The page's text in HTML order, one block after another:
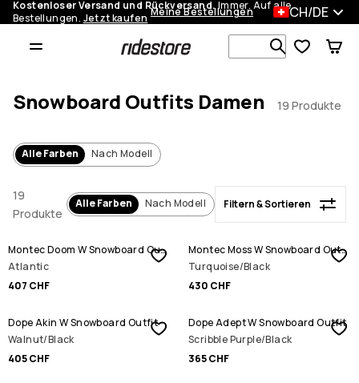
Kostenloser Versand und Rückversand.Immer. Auf alle
Bestellungen. Jetzt kaufen Meine Bestellungen CH/DE
Filtern & Sortieren
Snowboard Outfits Damen 19 Produkte
Alle Farben Nach Modell
19
Produkte
Alle Farben Nach Modell Filtern & Sortieren
Montec Doom W Snowboard Outfit
Atlantic
407 CHF
Montec Moss W Snowboard Outfit
Turquoise/Black
430 CHF
Dope Akin W Snowboard Outfit
Walnut/Black
405 CHF
Dope Adept W Snowboard Outfit
Scribble Purple/Black
365 CHF